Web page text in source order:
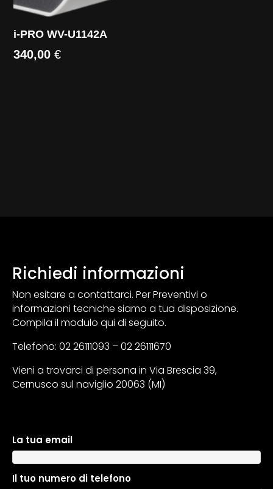
i-PRO WV-U1142A
340,00€
Richiedi informazioni
Non esitare a contattarci. Per Preventivi o
informazioni tecniche siamo a tua disposizione.
Compila il modulo qui di seguito.
Telefono: 02 26111093 – 02 26111670
Vieni a trovarci di persona in Via Brescia 39,
Cernusco sul naviglio 20063 (MI)
La tua email
Il tuo numero di telefono
A
l
t
e